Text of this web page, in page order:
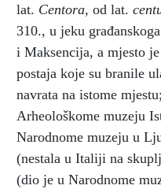
lat. Centora, od lat.
310., u jeku
i Maksencija, a mjesto
postaja koje su branile
navrata na istome
Arheološkome muzeju
Narodnome muzeju u
(nestala u Italiji na
(dio je u Narodnome